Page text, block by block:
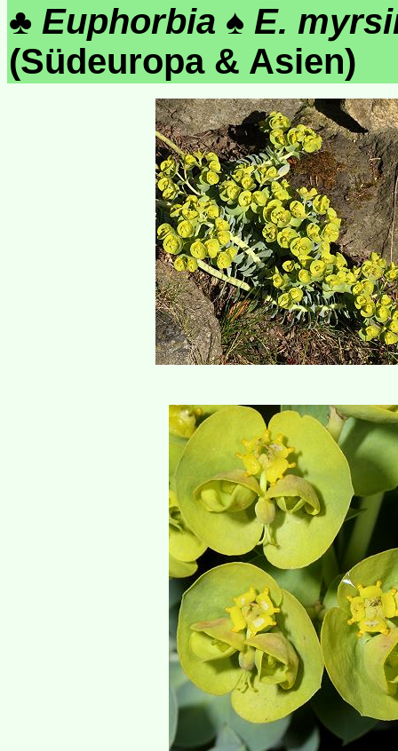
♣ Euphorbia ♠ E.
(Südeuropa & Asien)